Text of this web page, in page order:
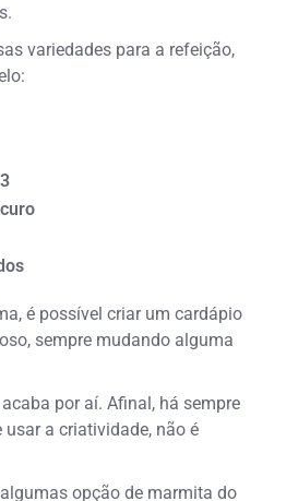
variedades para a refeição,
é possível criar um cardápio
sempre mudando alguma
por aí. Afinal, há sempre
a criatividade, não é
opção de marmita do